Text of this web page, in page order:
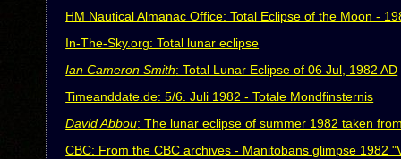
HM Nautical Almanac Office: Total Eclipse of the Moon -
In-The-Sky.org: Total lunar eclipse
Ian Cameron Smith: Total Lunar Eclipse of 06 Jul, 1982 AD
Timeanddate.de: 5/6. Juli 1982 - Totale Mondfinsternis
David Abbou: The lunar eclipse of summer 1982 taken
CBC: From the CBC archives - Manitobans glimpse 1982